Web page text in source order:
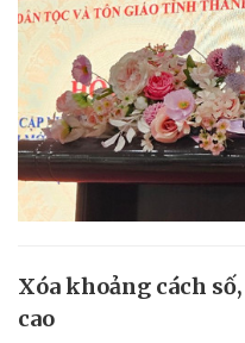
Xóa khoảng cách
cao